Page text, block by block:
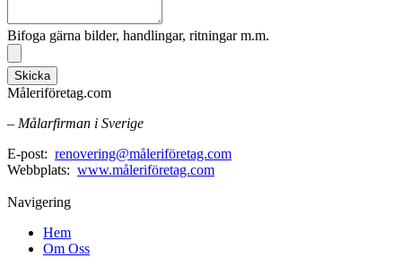
Bifoga gärna bilder, handlingar, ritningar m.m.
Skicka
Måleriföretag.com
– Målarfirman i Sverige
E-post: renovering@måleriföretag.com
Webbplats: www.måleriföretag.com
Navigering
Hem
Om Oss